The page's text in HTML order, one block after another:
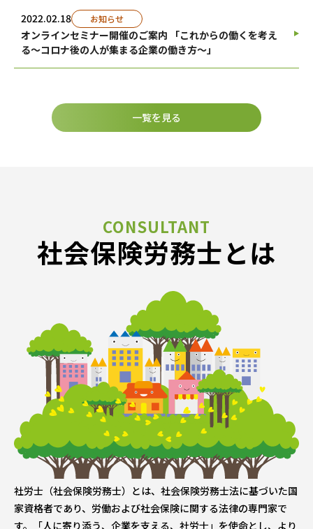
2022.02.18 お知らせ
オンラインセミナー開催のご案内 「これからの働くを考え
る〜コロナ後の人が集まる企業の働き方〜」
一覧を見る
社会保険労務士とは
社労士（社会保険労務士）とは、社会保険労務士法に基づいた国
家資格者であり、労働および社会保険に関する法律の専門家で
す。「人に寄り添う、企業を支える、社労士」を使命とし、より